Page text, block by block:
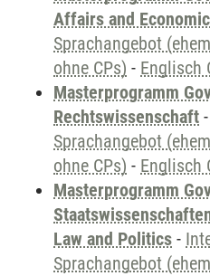
Affairs and
Sprachangebot
ohne CPs) - Englisch
Masterprogramm
Rechtswissenschaft -
Sprachangebot
ohne CPs) - Englisch
Masterprogramm
Law and Politics -
Sprachangebot